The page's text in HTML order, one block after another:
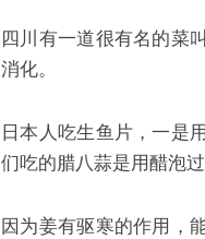
四川有一道很有名的菜
消化。
日本人吃生鱼片，一是
们吃的腊八蒜是用醋泡
因为姜有驱寒的作用，